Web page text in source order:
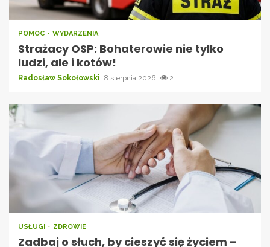
POMOC WYDARZENIA
Strażacy OSP: Bohaterowie nie tylko
ludzi, ale i kotów!
Radosław Sokołowski 8 sierpnia 2026 2
USŁUGI ZDROWIE
Zadbaj o słuch, by cieszyć się życiem –